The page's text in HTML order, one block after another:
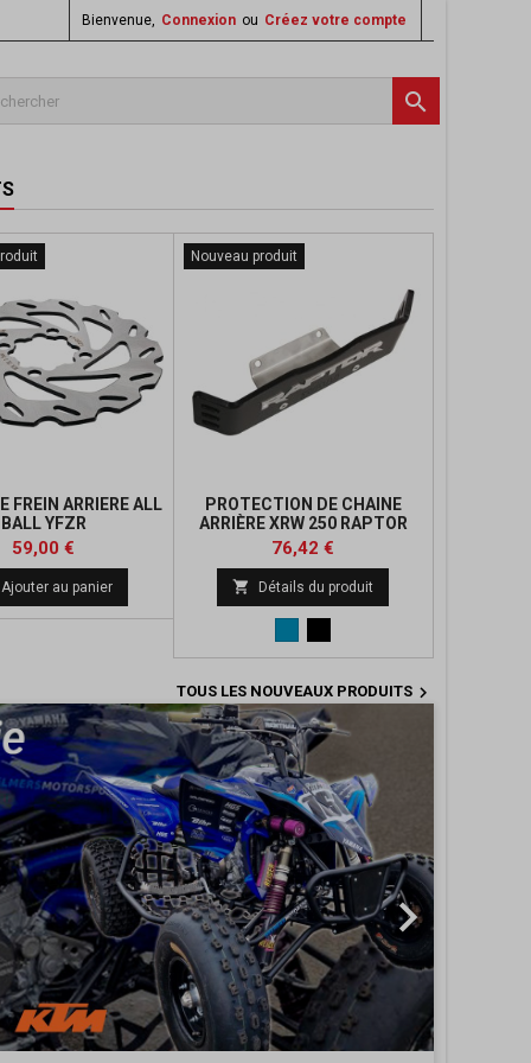
Bienvenue, Connexion ou Créez votre compte

FREIN ARRIERE ALL
BALL YFZR
Prix
59,00 €
Ajouter au panier
Nouveau produit
PROTECTION DE CHAINE
ARRIÈRE XRW 250 RAPTOR
Prix
76,42 €
 Détails du produit
TOUS LES NOUVEAUX PRODUITS 

Suivant